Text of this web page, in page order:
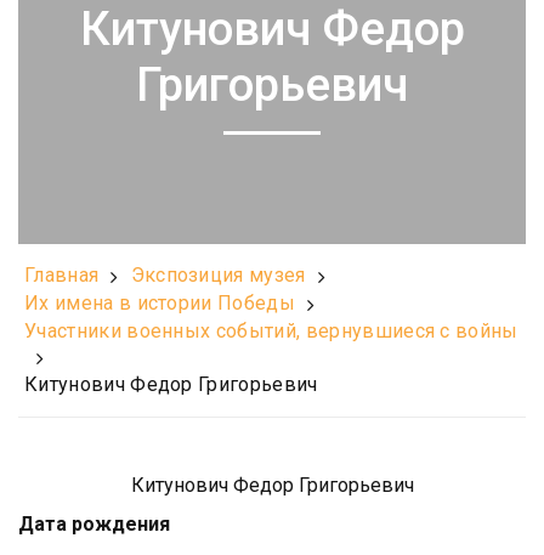
Китунович Федор
Григорьевич
Главная
Экспозиция музея
Их имена в истории Победы
Участники военных событий, вернувшиеся с войны
Китунович Федор Григорьевич
Китунович Федор Григорьевич
Дата рождения